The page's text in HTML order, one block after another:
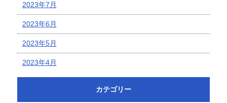
2023年7月
2023年6月
2023年5月
2023年4月
カテゴリー